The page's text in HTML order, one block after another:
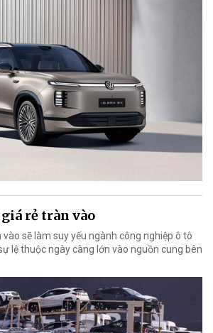
rẻ tràn vào
sẽ làm suy yếu ngành công nghiệp ô tô
lệ thuộc ngày càng lớn vào nguồn cung bên